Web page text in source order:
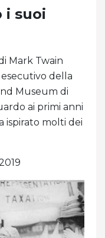
i suoi
Mark Twain
della
Museum di
ai primi anni
ispirato molti dei